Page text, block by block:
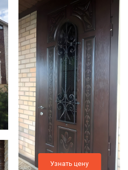
Узнать цену